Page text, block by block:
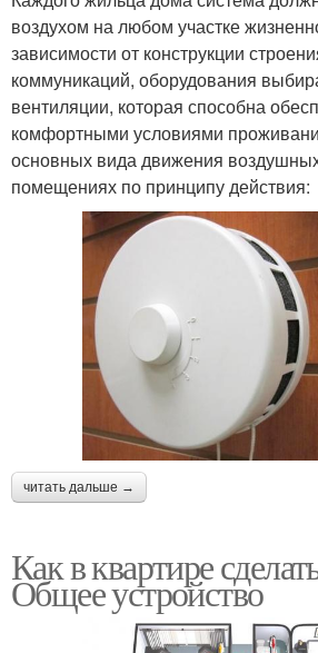
воздухом на любом участке
зависимости от конструкции
коммуникаций, оборудования
вентиляции, которая способна
комфортными условиями
основных вида движения
помещениях по принципу действия:
читать дальше →
Как в квартире
Общее устройство